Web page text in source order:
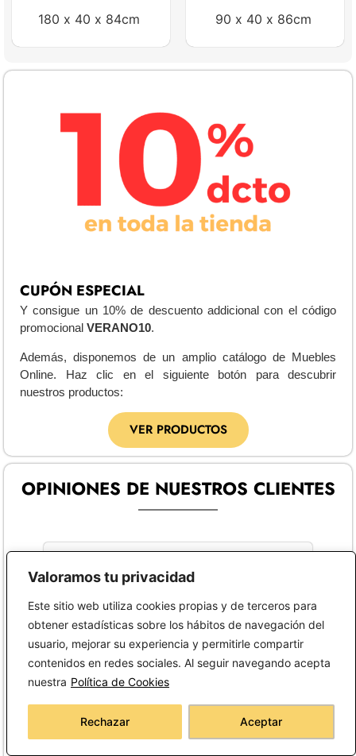
Valoramos tu privacidad
Este sitio web utiliza cookies propias y de terceros para
obtener estadísticas sobre los hábitos de navegación del
usuario, mejorar su experiencia y permitirle compartir
contenidos en redes sociales. Al seguir navegando acepta
nuestra Política de Cookies
Rechazar Aceptar
180 x 40 x 84cm 90 x 40 x 86cm
CUPÓN ESPECIAL
Y consigue un 10% de descuento addicional con el código
promocional VERANO10.
Además, disponemos de un amplio catálogo de Muebles
Online. Haz clic en el siguiente botón para descubrir
nuestros productos:
VER PRODUCTOS
OPINIONES DE NUESTROS CLIENTES
Lola Guerrero Platero
16 de julio de 2026
★★★★★
Es la segunda compra que hago. El
además lo principal la calidad de los
capazos es increíble de un año a otro